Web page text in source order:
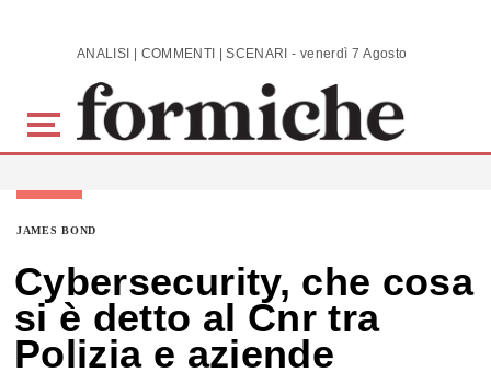
Skip to main content ANALISI | COMMENTI | SCENARI - venerdì 7 Agosto 2026
JAMES BOND
Cybersecurity, che cosa
si è detto al Cnr tra
Polizia e aziende